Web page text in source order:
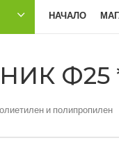
НАЧАЛО
Ф25 *
и полипропилен